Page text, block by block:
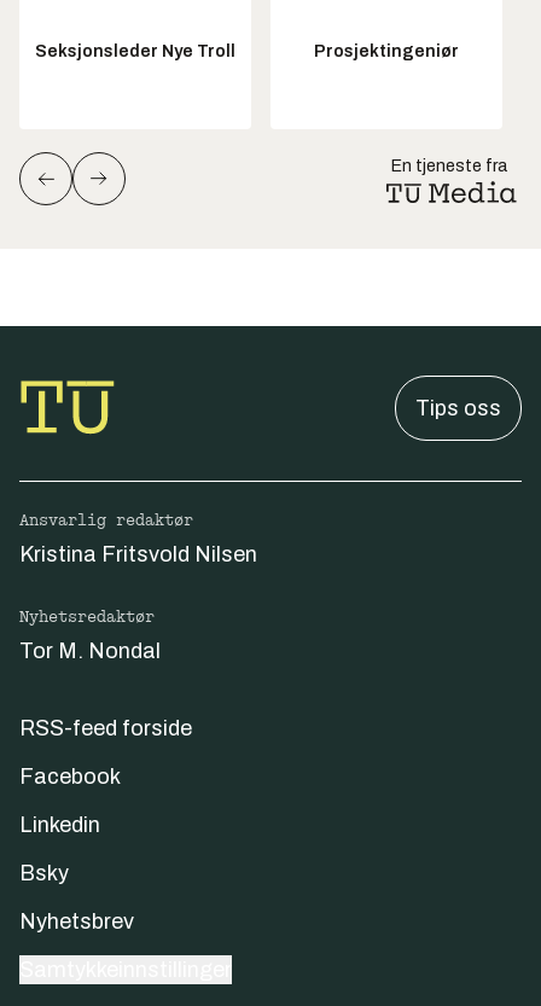
Seksjonsleder Nye Troll Prosjektingeniør
En tjeneste fra
Tips oss
Ansvarlig redaktør
Kristina Fritsvold Nilsen
Nyhetsredaktør
Tor M. Nondal
RSS-feed forside
Facebook
Linkedin
Bsky
Nyhetsbrev